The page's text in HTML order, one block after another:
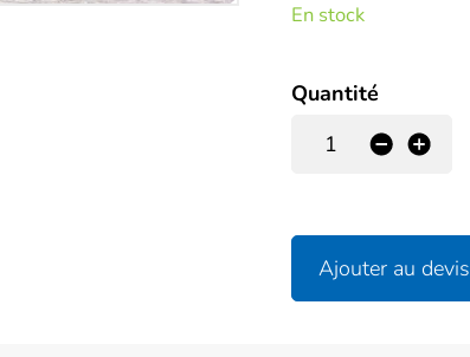
En stock
Quantité
+
-
Ajouter au devis